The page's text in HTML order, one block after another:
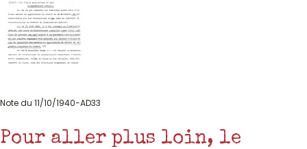
Note du 11/10/1940-AD33
Pour aller plus loin, le